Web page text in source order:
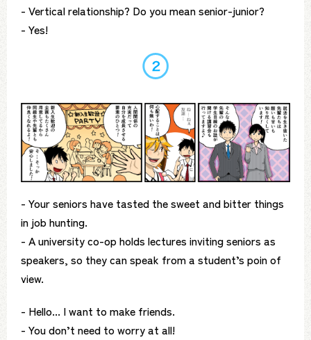
- Vertical relationship? Do you mean senior-junior?
- Yes!
- Your seniors have tasted the sweet and bitter things
in job hunting.
- A university co-op holds lectures inviting seniors as
speakers, so they can speak from a student’s poin of
view.
- Hello... I want to make friends.
- You don’t need to worry at all!